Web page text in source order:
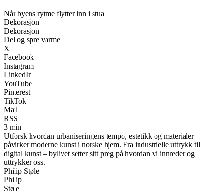
Når byens rytme flytter inn i stua
Dekorasjon
Dekorasjon
Del og spre varme
X
Facebook
Instagram
LinkedIn
YouTube
Pinterest
TikTok
Mail
RSS
3 min
Utforsk hvordan urbaniseringens tempo, estetikk og materialer
påvirker moderne kunst i norske hjem. Fra industrielle uttrykk til
digital kunst – bylivet setter sitt preg på hvordan vi innreder og
uttrykker oss.
Philip Støle
Philip
Støle